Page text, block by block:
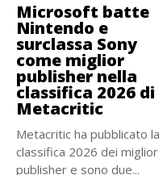
Microsoft batte
Nintendo e
surclassa Sony
come miglior
publisher nella
classifica 2026 di
Metacritic
Metacritic ha pubblicato la
classifica 2026 dei miglior
publisher e sono due...